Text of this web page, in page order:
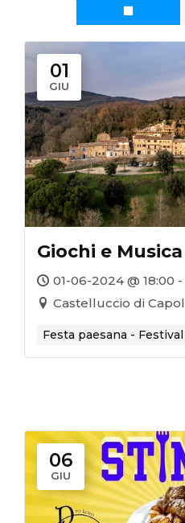
01
GIU
Giochi e Musica
01-06-2024 @ 18:00
Castelluccio di
Festa paesana -
06
GIU